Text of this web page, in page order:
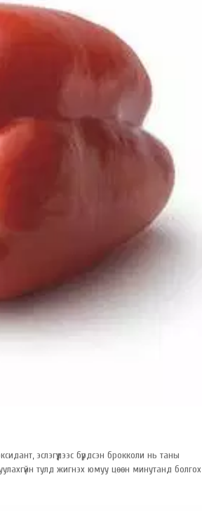
эслэгүүдээс бүрдсэн брокколи нь таны
тулд жигнэх юмуу цөөн минутанд болгох